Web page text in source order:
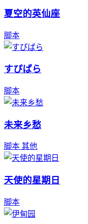
夏空的英仙座
脚本
すぴぱら
脚本
未来乡愁
脚本 其他
天使的星期日
脚本